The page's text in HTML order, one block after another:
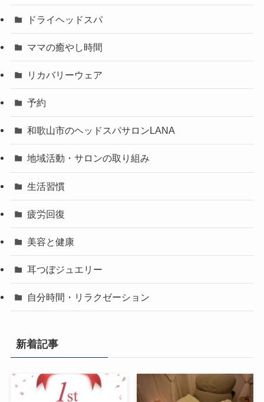
ドライヘッドスパ
ママの癒やし時間
リカバリーウェア
予約
和歌山市のヘッドスパサロンLANA
地域活動・サロンの取り組み
生活習慣
疲労回復
美容と健康
耳つぼジュエリー
自分時間・リラクゼーション
新着記事